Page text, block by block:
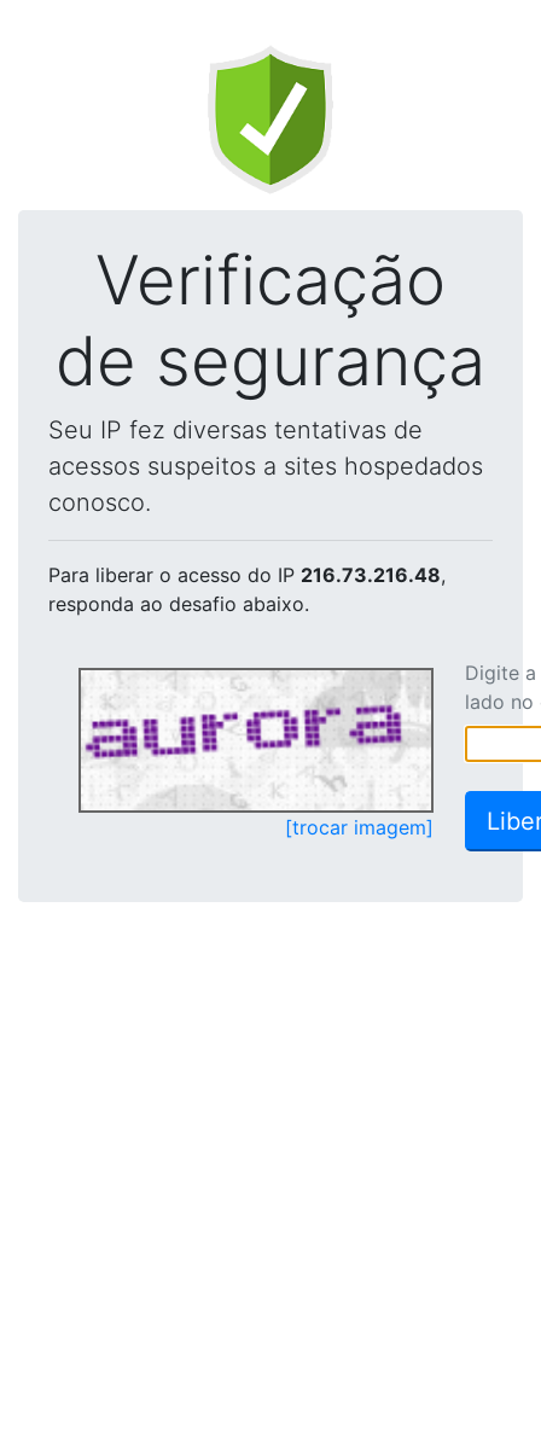
Verificação
de segurança
Seu IP fez diversas tentativas de
acessos suspeitos a sites hospedados
conosco.
Para liberar o acesso do IP 216.73.216.48,
responda ao desafio abaixo.
[trocar imagem]
Digite
lado no